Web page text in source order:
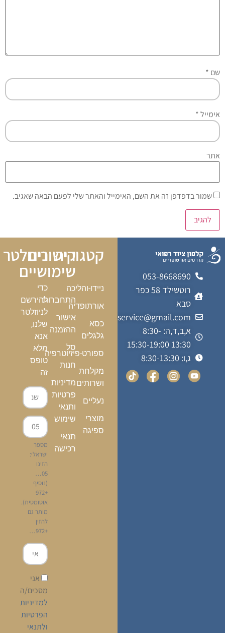
שם *
אימייל*
אתר
שמור בדפדפן זה את השם, האימייל והאתר שלי לפעם הבאה שאגיב.
053-8668690
רוטשילד 58 כפר
סבא
kalfonmedicalservice@gmail.com
א,ב,ד,ה: 8:30-
13:30 15:30-19:00
ג,ו: 8:30-13:30
קטגוריה
ניידו-והליכה
אורתופדיה
כסא
גלגלים
ספורט-פיזיוטרפיה
מקלחת
ושרותים
נעליים
מוצרי
ספיגה
קישורים
שימושיים
התחברות
אישור
ההזמנה
סל
חנות
מדיניות
פרטיות
ותנאי
שימוש
תנאי
רכישה
ניוזלטר
כדי
להירשם
לניוזלטר
שלנו,
אנא
מלא
טופס
זה
מספר
ישראלי:
הזינו
05…
(נוסיף
+972
אוטומטית).
מותר גם
להזין
+972…
אני
מסכים/ה
למדיניות
הפרטיות
ולתנאי